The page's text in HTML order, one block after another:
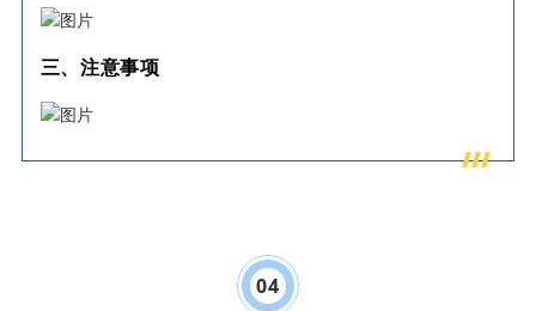
三、 注意事项
04